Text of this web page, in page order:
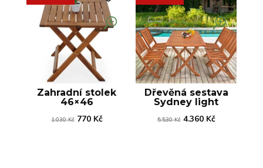
Zahradní stolek
46×46
1.030Kč Původní
770 KčAktuální
Dřevěná sestava
Sydney light
5.530Kč Původní
4.360 KčAktuální